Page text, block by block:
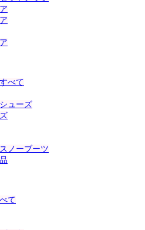
べて
ューズ
ノーブーツ
て